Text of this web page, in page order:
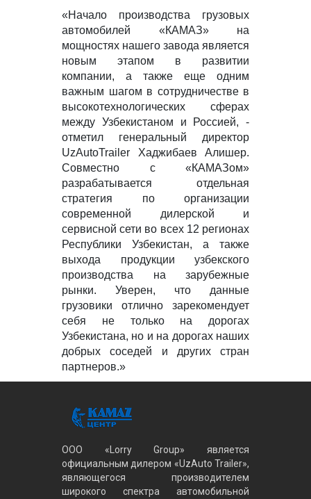
«Начало производства грузовых
автомобилей «КАМАЗ» на
мощностях нашего завода является
новым этапом в развитии
компании, а также еще одним
важным шагом в сотрудничестве в
высокотехнологических сферах
между Узбекистаном и Россией, -
отметил генеральный директор
UzAutoTrailer Хаджибаев Алишер.
Совместно с «КАМАЗом»
разрабатывается отдельная
стратегия по организации
современной дилерской и
сервисной сети во всех 12 регионах
Республики Узбекистан, а также
выхода продукции узбекского
производства на зарубежные
рынки. Уверен, что данные
грузовики отлично зарекомендует
себя не только на дорогах
Узбекистана, но и на дорогах наших
добрых соседей и других стран
партнеров.»
ООО «Lorry Group» является
официальным дилером «UzAuto Trailer»,
являющегося производителем
широкого спектра автомобильной